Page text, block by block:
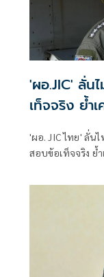
'ผอ.JIC' ลั่น
เท็จจริง ย้ำ
'ผอ. JIC ไทย' ลั่นไ
สอบข้อเท็จจริง ย้